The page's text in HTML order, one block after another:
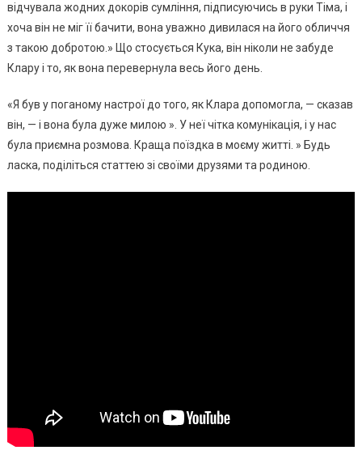
відчувала жодних докорів сумління, підписуючись в руки Тіма, і
хоча він не міг її бачити, вона уважно дивилася на його обличчя
з такою добротою.» Що стосується Кука, він ніколи не забуде
Клару і то, як вона перевернула весь його день.
«Я був у поганому настрої до того, як Клара допомогла, — сказав
він, — і вона була дуже милою ». У неї чітка комунікація, і у нас
була приємна розмова. Краща поїздка в моєму житті. » Будь
ласка, поділіться статтею зі своїми друзями та родиною.